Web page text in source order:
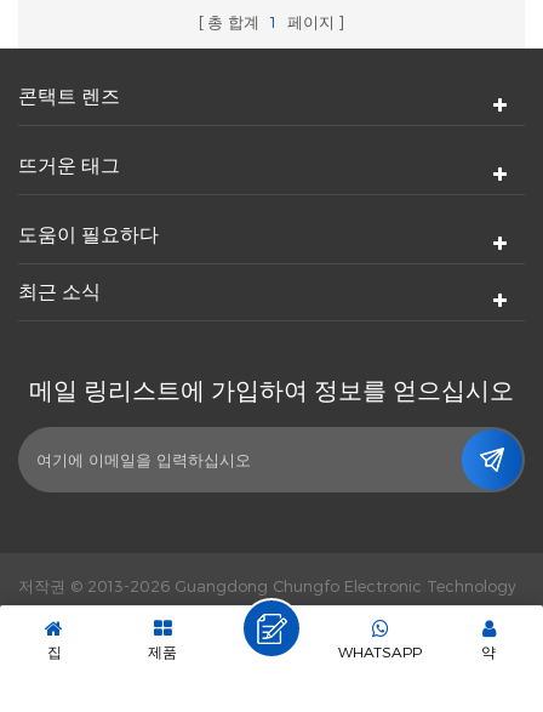
총 합계 1 페이지
콘택트 렌즈
뜨거운 태그
도움이 필요하다
최근 소식
메일 링리스트에 가입하여 정보를 얻으십시오
저작권 © 2013-2026 Guangdong Chungfo Electronic Technology
dyyseo.com
Sitemap. XML | 개인 정보 정책 |IPv6 네트워크 지원
집 제품 약
WHATSAPP